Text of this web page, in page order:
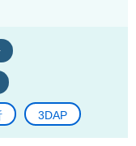
3DAP